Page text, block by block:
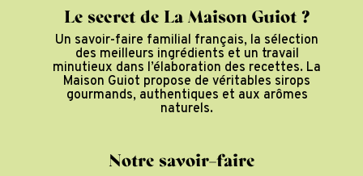
Le secret de La Maison Guiot ?
Un savoir-faire familial français, la sélection
des meilleurs ingrédients et un travail
minutieux dans l’élaboration des recettes. La
Maison Guiot propose de véritables sirops
gourmands, authentiques et aux arômes
naturels.
Notre savoir-faire